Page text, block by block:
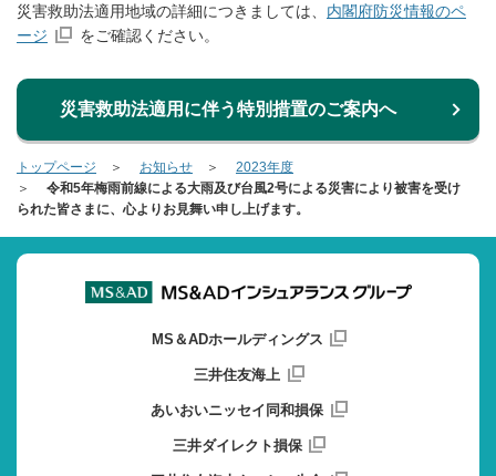
災害救助法適用地域の詳細につきましては、 内閣府防災情報のペ
ージ
をご確認ください。
災害救助法適用に伴う特別措置のご案内へ
トップページ お知らせ
2023年度
令和5年梅雨前線による大雨及び台風2号による災害により被害を受け
られた皆さまに、心よりお見舞い申し上げます。
MS＆ADホールディングス
三井住友海上
あいおいニッセイ同和損保
三井ダイレクト損保